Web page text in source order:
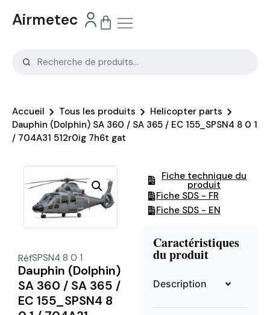
Airmetec
Accueil Tous les produits
Helicopter parts
Dauphin (Dolphin) SA 360 / SA 365 / EC 155_SPSN4 8 0 1
/ 704A31 512r0ig 7h6t gat
RéfSPSN4 8 0 1
Dauphin (Dolphin)
SA 360 / SA 365 /
EC 155_SPSN4 8
Fiche technique du
produit
Fiche SDS - FR
Fiche SDS - EN
Caractéristiques
du produit
Description